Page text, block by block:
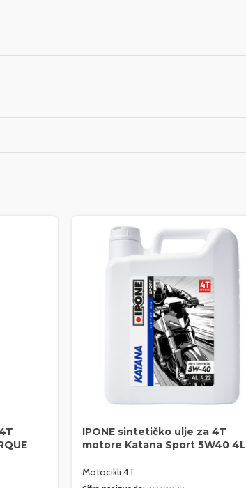
IPONE sintetičko ulje za 4T
motore Katana Sport 5W40 4L
Motocikli 4T